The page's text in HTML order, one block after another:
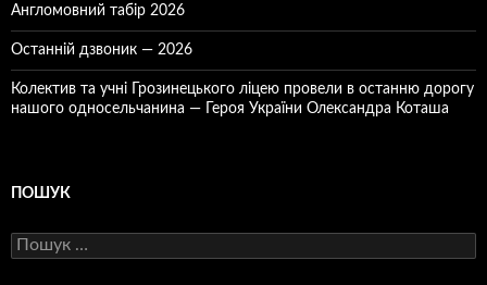
Англомовний табір 2026
Останній дзвоник — 2026
Колектив та учні Грозинецького ліцею провели в останню дорогу
нашого односельчанина — Героя України Олександра Коташа
ПОШУК
Пошук: